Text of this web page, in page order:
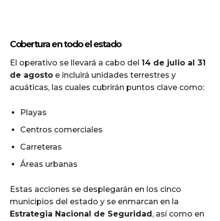
Cobertura en todo el estado
El operativo se llevará a cabo del 14 de julio al 31
de agosto e incluirá unidades terrestres y
acuáticas, las cuales cubrirán puntos clave como:
Playas
Centros comerciales
Carreteras
Áreas urbanas
Estas acciones se desplegarán en los cinco
municipios del estado y se enmarcan en la
Estrategia Nacional de Seguridad , así como en